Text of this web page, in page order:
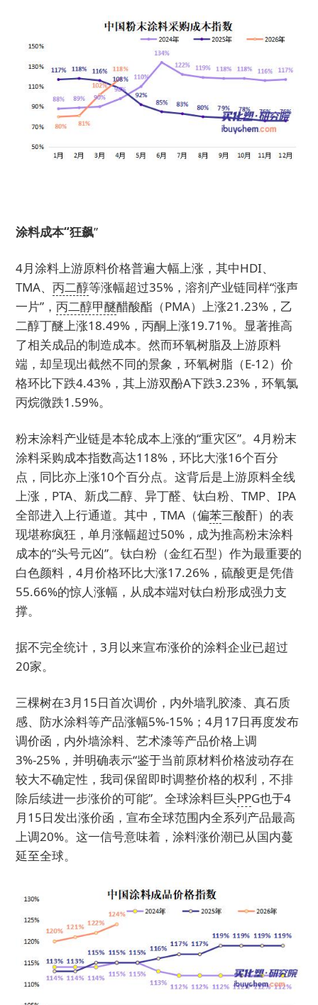
涂料成本“狂飙”
4月涂料上游原料价格普遍大幅上涨，其中HDI、
TMA、丙二醇等涨幅超过35%，溶剂产业链同样“涨声
一片”，丙二醇甲醚醋酸酯（PMA）上涨21.23%，乙
二醇丁醚上涨18.49%，丙酮上涨19.71%。显著推高
了相关成品的制造成本。然而环氧树脂及上游原料
端，却呈现出截然不同的景象，环氧树脂（E-12）价
格环比下跌4.43%，其上游双酚A下跌3.23%，环氧氯
丙烷微跌1.59%。
粉末涂料产业链是本轮成本上涨的“重灾区”。4月粉末
涂料采购成本指数高达118%，环比大涨16个百分
点，同比亦上涨10个百分点。这背后是上游原料全线
上涨，PTA、新戊二醇、异丁醛、钛白粉、TMP、IPA
全部进入上行通道。其中，TMA（偏苯三酸酐）的表
现堪称疯狂，单月涨幅超过50%，成为推高粉末涂料
成本的“头号元凶”。钛白粉（金红石型）作为最重要的
白色颜料，4月价格环比大涨17.26%，硫酸更是凭借
55.66%的惊人涨幅，从成本端对钛白粉形成强力支
撑。
据不完全统计，3月以来宣布涨价的涂料企业已超过
20家。
三棵树在3月15日首次调价，内外墙乳胶漆、真石质
感、防水涂料等产品涨幅5%-15%；4月17日再度发布
调价函，内外墙涂料、艺术漆等产品价格上调
3%-25%，并明确表示“鉴于当前原材料价格波动存在
较大不确定性，我司保留即时调整价格的权利，不排
除后续进一步涨价的可能”。全球涂料巨头PPG也于4
月15日发出涨价函，宣布全球范围内全系列产品最高
上调20%。这一信号意味着，涂料涨价潮已从国内蔓
延至全球。